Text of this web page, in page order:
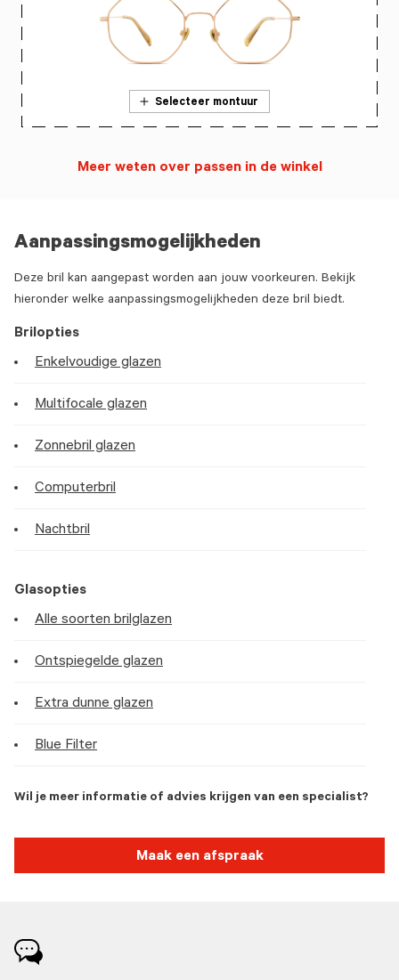
Aanpassingsmogelijkheden
Deze bril kan aangepast worden aan jouw voorkeuren. Bekijk
hieronder welke aanpassingsmogelijkheden deze bril biedt.
Brilopties
Enkelvoudige glazen
Multifocale glazen
Zonnebril glazen
Computerbril
Nachtbril
Glasopties
Alle soorten brilglazen
Ontspiegelde glazen
Extra dunne glazen
Blue Filter
Wil je meer informatie of advies krijgen van een specialist?
Maak een afspraak
Selecteer montuur
Meer weten over passen in de winkel